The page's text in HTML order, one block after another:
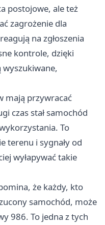
postojowe, ale też
zagrożenie dla
na zgłoszenia
kontrole, dzięki
mają przywracać
czas stał samochód
To
terenu i sygnały od
wyłapywać takie
że każdy, kto
samochód, może
986. To jedna z tych